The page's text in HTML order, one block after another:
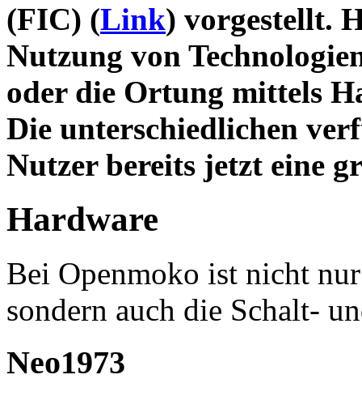
(FIC) (Link) vorgestellt.
Nutzung von
oder die Ortung mittels
Die unterschiedlichen
Nutzer bereits jetzt eine
Hardware
Bei Openmoko ist nicht
sondern auch die Schalt-
Neo1973